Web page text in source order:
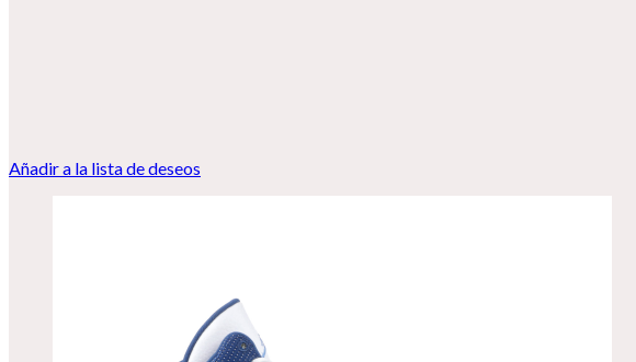
Añadir a la lista de deseos